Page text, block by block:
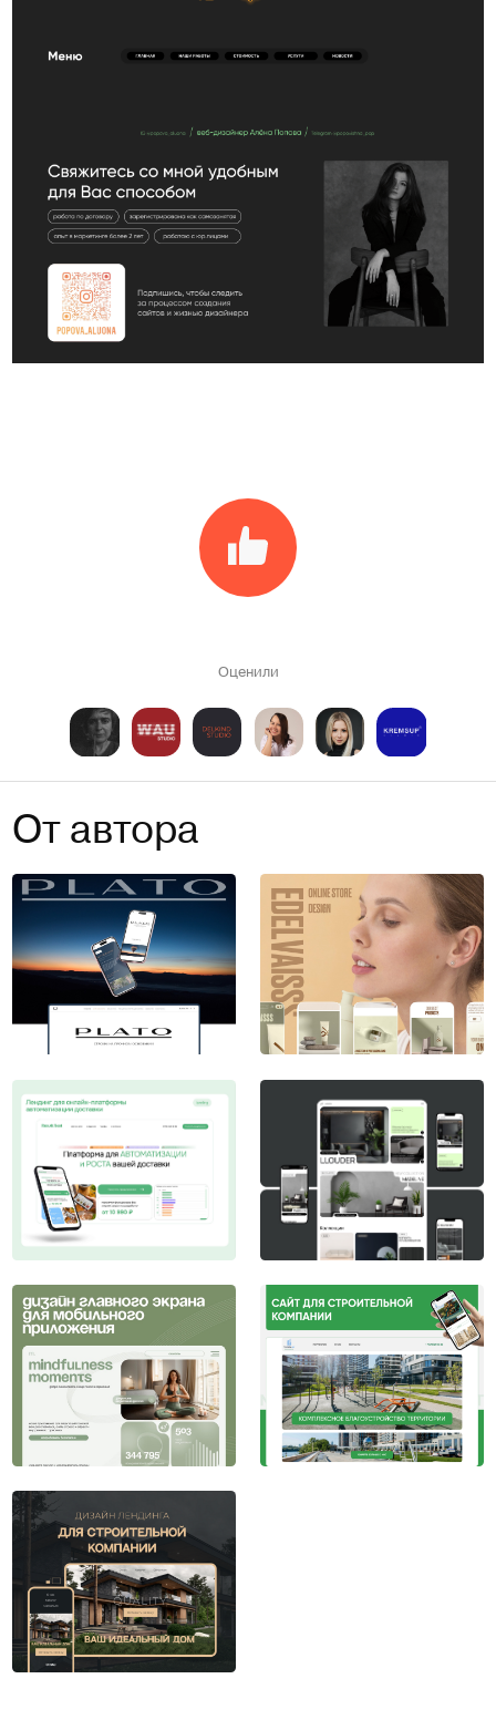
Оценили
От автора